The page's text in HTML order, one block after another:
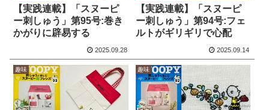
【実践連載】「スヌーピ
ー刺しゅう」第95号:巻き
かがりに辟易する
2025.09.28
【実践連載】「スヌーピ
ー刺しゅう」第94号:フェ
ルトがギリギリで心配
2025.09.14
趣味 趣味